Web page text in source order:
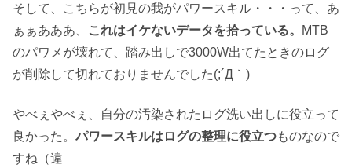
そして、こちらが初見の我がパワースキル・・・って、あ
ぁぁあああ、
これはイケないデータを拾っている。
MTB
のパワメが壊れて、踏み出しで3000W出てたときのログ
が削除して切れておりませんでした(;´Д｀)
やべぇやべぇ、自分の汚染されたログ洗い出しに役立って
良かった。 パワースキルはログの整理に役立つものなので
すね（違